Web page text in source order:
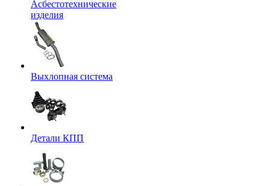
Асбестотехнические
изделия
Выхлопная система
Детали КПП